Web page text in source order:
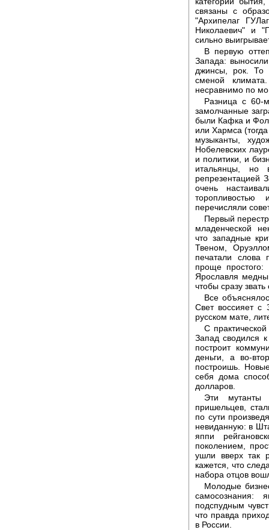
связаны с
"Архипелаг
Николаевич" и
сильно
В первую
Запада:
джинсы, рок. То
сменой
несравнимо по
Разница с
замолчанные
были Кафка и
или Хармса
музыканты,
Нобелевских
и политики, и
итальянцы, но
репрезентацией
очень
перечисляли
Первый
младенческой
что западные
Твеном,
печатали слова
проще
Ярославля
чтобы сразу звать
Все
Свет воссияет с
русском мате,
С
Запад сводился
построит
деньги, а во-
построишь.
себя дома
долларов.
Эти мутанты
пришельцев,
по сути
невиданную: в
яппи
поколением,
ушли вверх так
кажется, что
набора отцов
Молодые
самосознания:
подспудным
что правда
в России.